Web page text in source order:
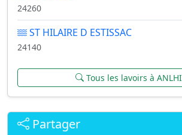
24260
ST HILAIRE D ESTISSAC
24140
Tous les lavoirs à
Partager